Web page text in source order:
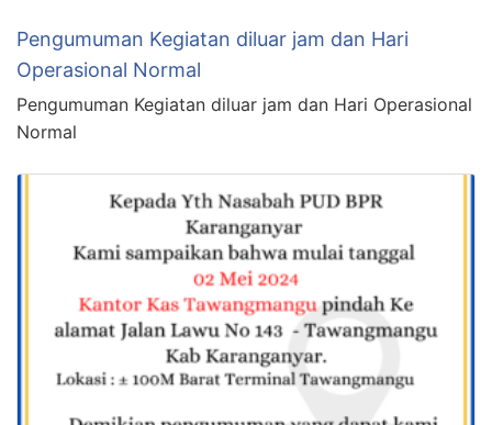
Pengumuman Kegiatan diluar jam dan Hari
Operasional Normal
Pengumuman Kegiatan diluar jam dan Hari Operasional
Normal